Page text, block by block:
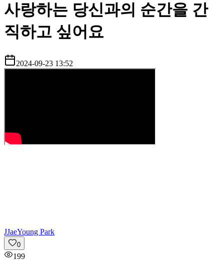
사랑하는 당신과의 순간을 간
직하고 싶어요
2024-09-23 13:52
JJaeYoung Park
0
199